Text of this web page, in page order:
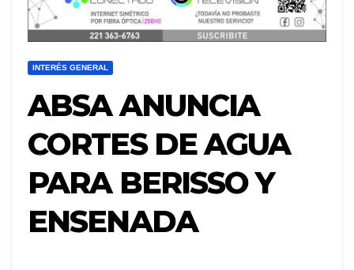
INTERÉS GENERAL
ABSA ANUNCIA
CORTES DE AGUA
PARA BERISSO Y
ENSENADA